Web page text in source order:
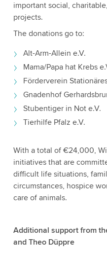
important social,
projects.
The donations go to:
Alt-Arm-Allein e.V.
Mama/Papa hat Krebs
Förderverein
Gnadenhof
Stubentiger in Not e.V.
Tierhilfe Pfalz e.V.
With a total of €24,000,
initiatives that are
difficult life situations,
circumstances, hospice
care of animals.
Additional support from
and Theo Düppre